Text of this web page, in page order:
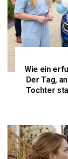
Wie ein
Der Tag,
Tochter